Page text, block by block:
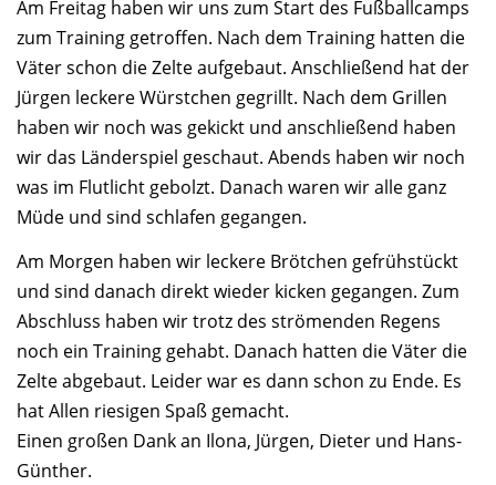
Am Freitag haben wir uns zum Start des Fußballcamps
zum Training getroffen. Nach dem Training hatten die
Väter schon die Zelte aufgebaut. Anschließend hat der
Jürgen leckere Würstchen gegrillt. Nach dem Grillen
haben wir noch was gekickt und anschließend haben
wir das Länderspiel geschaut. Abends haben wir noch
was im Flutlicht gebolzt. Danach waren wir alle ganz
Müde und sind schlafen gegangen.
Am Morgen haben wir leckere Brötchen gefrühstückt
und sind danach direkt wieder kicken gegangen. Zum
Abschluss haben wir trotz des strömenden Regens
noch ein Training gehabt. Danach hatten die Väter die
Zelte abgebaut. Leider war es dann schon zu Ende. Es
hat Allen riesigen Spaß gemacht.
Einen großen Dank an Ilona, Jürgen, Dieter und Hans-
Günther.